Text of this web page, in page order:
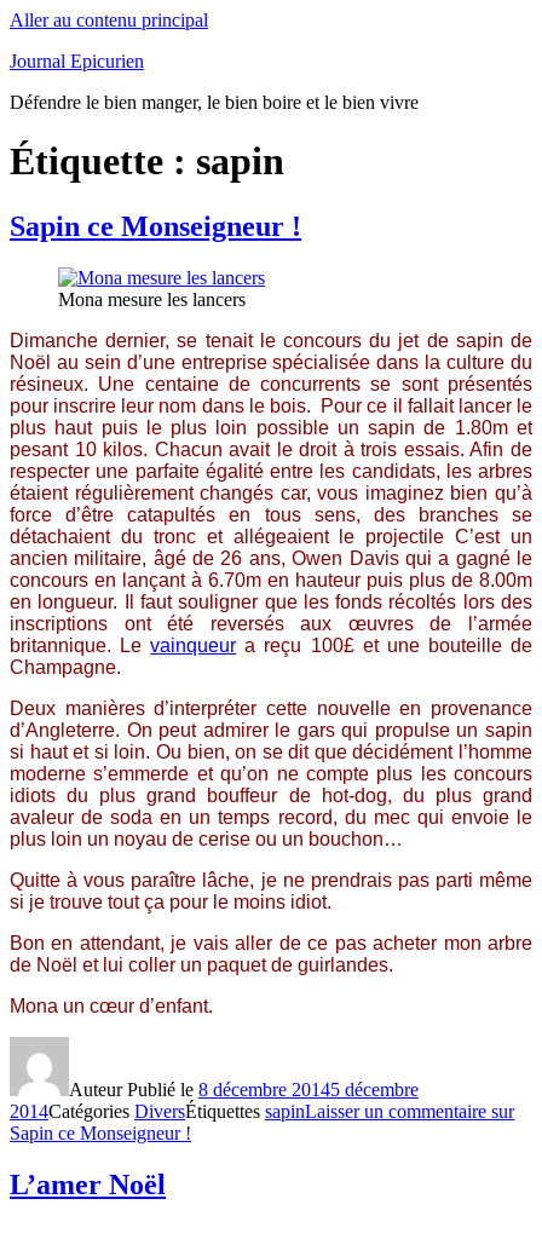
Aller au contenu principal
Journal Epicurien
Défendre le bien manger, le bien boire et le bien vivre
Étiquette : sapin
Sapin ce Monseigneur !
Mona mesure les lancers
Dimanche dernier, se tenait le concours du jet de sapin de
Noël au sein d’une entreprise spécialisée dans la culture du
résineux. Une centaine de concurrents se sont présentés
pour inscrire leur nom dans le bois. Pour ce il fallait lancer le
plus haut puis le plus loin possible un sapin de 1.80m et
pesant 10 kilos. Chacun avait le droit à trois essais. Afin de
respecter une parfaite égalité entre les candidats, les arbres
étaient régulièrement changés car, vous imaginez bien qu’à
force d’être catapultés en tous sens, des branches se
détachaient du tronc et allégeaient le projectile C’est un
ancien militaire, âgé de 26 ans, Owen Davis qui a gagné le
concours en lançant à 6.70m en hauteur puis plus de 8.00m
en longueur. Il faut souligner que les fonds récoltés lors des
inscriptions ont été reversés aux œuvres de l’armée
britannique. Levainqueur a reçu 100£ et une bouteille de
Champagne.
Deux manières d’interpréter cette nouvelle en provenance
d’Angleterre. On peut admirer le gars qui propulse un sapin
si haut et si loin. Ou bien, on se dit que décidément l’homme
moderne s’emmerde et qu’on ne compte plus les concours
idiots du plus grand bouffeur de hot-dog, du plus grand
avaleur de soda en un temps record, du mec qui envoie le
plus loin un noyau de cerise ou un bouchon…
Quitte à vous paraître lâche, je ne prendrais pas parti même
si je trouve tout ça pour le moins idiot.
Bon en attendant, je vais aller de ce pas acheter mon arbre
de Noël et lui coller un paquet de guirlandes.
Mona un cœur d’enfant.
AuteurPublié le 8 décembre 20145 décembre
2014Catégories DiversÉtiquettes sapinLaisser un commentaire sur
Sapin ce Monseigneur !
L’amer Noël